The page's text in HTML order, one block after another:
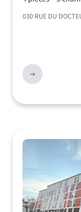
030 RUE DU